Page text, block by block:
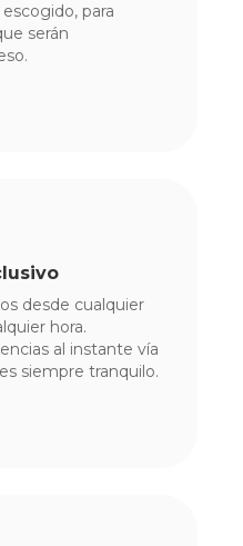
para
serán
desde cualquier
hora.
al instante vía
siempre tranquilo.